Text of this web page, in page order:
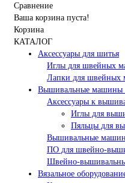
Сравнение
Ваша корзина пуста!
Корзина
КАТАЛОГ
Аксессуары для шитья
Иглы для швейных
Лапки для швейных
Вышивальные машины
Аксессуары к
Иглы для
Пяльцы для
Вышивальные
ПО для швейно-
Швейно-
Вязальное